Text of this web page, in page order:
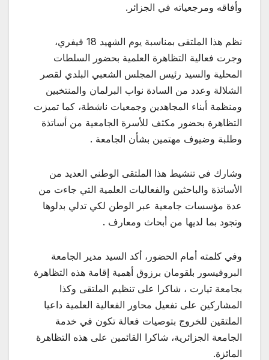
وأفاقه ومرجعياته في الجزائر.
نظم هذا الملتقى بمناسبة يوم الشهيد 18 فيفري،
وجرت فعالية التظاهرة العلمية بحضور السلطات
المحلية والسيد رئيس المجلس الشعبي البلدي لقصر
الشلالة وعدد من السادة نواب البرلمان والمنتخبين
ومنظمة أبناء المجاهدين وجمعيات ناشطة، كما تميزت
التظاهرة بحضور مكثف للأسرة الجامعية من أساتذة
وطلبة وضيوف مهتمين بشأن الجامعة .
وشارك في تنشيط هذا الملتقى الوطني العديد من
الأساتذة والباحثين والفعاليات العلمية التي جاءت من
عدة مؤسسات جامعية عبر الوطن لكي تدلي بدلوها
وتجود بما لديها من أبحاث ومعارف .
وفي كلمته أمام الحضور، أكد السيد مدير الجامعة
البروفيسور بلقومان برزوق أهمية إقامة هذه التظاهرة
بجامعة تيارت ، شاكرا على تنظيم الملتقى وكذا
المشاركين على تفعيل محاور الفعالية العلمية داعيا
الملتقين للخروج بتوصيات فعالة تكون في خدمة
الجامعة الجزائرية، شاكرا القائمين على هذه التظاهرة
المائزة.